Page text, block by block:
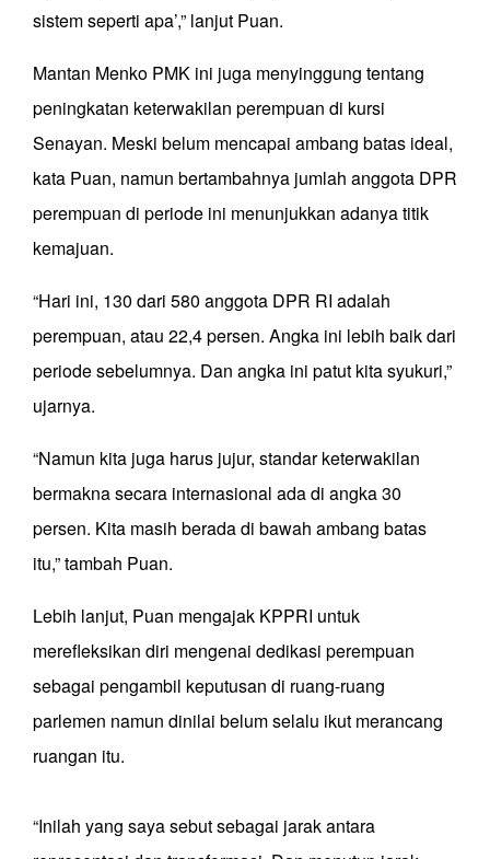
sistem seperti apa’,” lanjut Puan.
Mantan Menko PMK ini juga menyinggung tentang
peningkatan keterwakilan perempuan di kursi
Senayan. Meski belum mencapai ambang batas ideal,
kata Puan, namun bertambahnya jumlah anggota DPR
perempuan di periode ini menunjukkan adanya titik
kemajuan.
“Hari ini, 130 dari 580 anggota DPR RI adalah
perempuan, atau 22,4 persen. Angka ini lebih baik dari
periode sebelumnya. Dan angka ini patut kita syukuri,”
ujarnya.
“Namun kita juga harus jujur, standar keterwakilan
bermakna secara internasional ada di angka 30
persen. Kita masih berada di bawah ambang batas
itu,” tambah Puan.
Lebih lanjut, Puan mengajak KPPRI untuk
merefleksikan diri mengenai dedikasi perempuan
sebagai pengambil keputusan di ruang-ruang
parlemen namun dinilai belum selalu ikut merancang
ruangan itu.
“Inilah yang saya sebut sebagai jarak antara